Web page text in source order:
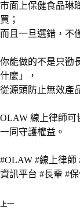
市面上保健食品琳
買；
而且一旦選錯，不
你能做的不是只勸
什麼」，
從源頭防止無效產
OLAW 線上律師可
一同守護權益。
#OLAW #線上律師
資訊平台 #長輩 #
上一